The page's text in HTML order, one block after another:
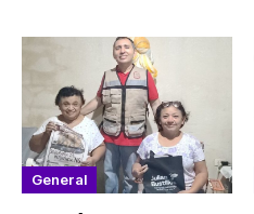
General